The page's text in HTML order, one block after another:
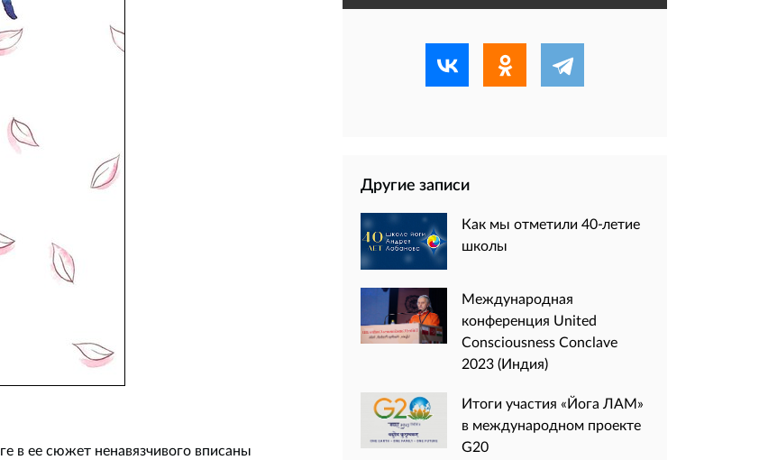
в ее сюжет ненавязчивого вписаны
Другие записи
Как мы отметили 40-летие
школы
Международная
конференция United
Consciousness Conclave
2023 (Индия)
Итоги участия «Йога ЛАМ»
в международном проекте
G20